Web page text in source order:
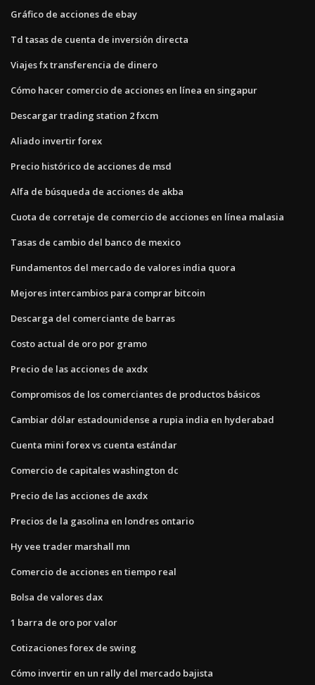
Gráfico de acciones de ebay
Td tasas de cuenta de inversión directa
Viajes fx transferencia de dinero
Cómo hacer comercio de acciones en línea en singapur
Descargar trading station 2 fxcm
Aliado invertir forex
Precio histórico de acciones de msd
Alfa de búsqueda de acciones de akba
Cuota de corretaje de comercio de acciones en línea malasia
Tasas de cambio del banco de mexico
Fundamentos del mercado de valores india quora
Mejores intercambios para comprar bitcoin
Descarga del comerciante de barras
Costo actual de oro por gramo
Precio de las acciones de axdx
Compromisos de los comerciantes de productos básicos
Cambiar dólar estadounidense a rupia india en hyderabad
Cuenta mini forex vs cuenta estándar
Comercio de capitales washington dc
Precio de las acciones de axdx
Precios de la gasolina en londres ontario
Hy vee trader marshall mn
Comercio de acciones en tiempo real
Bolsa de valores dax
1 barra de oro por valor
Cotizaciones forex de swing
Cómo invertir en un rally del mercado bajista